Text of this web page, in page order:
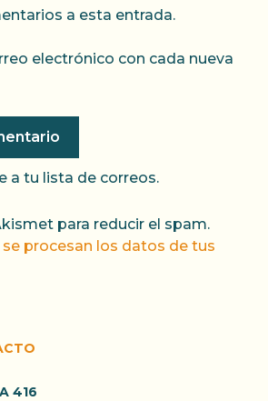
a esta entrada.
electrónico con cada nueva
a tu lista de correos.
para reducir el spam.
procesan los datos de tus
416